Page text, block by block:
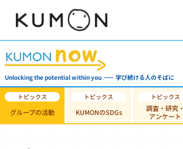
Unlocking the potential within you 学び続ける人のそばに
グループの活動 KUMONのSDGs
調査・研究・
アンケート